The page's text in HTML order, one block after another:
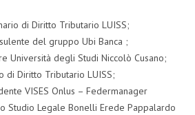
di Diritto Tributario LUISS;
del gruppo Ubi Banca ;
Università degli Studi Niccolò Cusano;
di Diritto Tributario LUISS;
VISES Onlus – Federmanager
Studio Legale Bonelli Erede Pappalardo